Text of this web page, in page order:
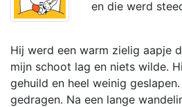
en die werd
Hij werd een warm zielig aapje
mijn schoot lag en niets wilde.
gehuild en heel weinig
gedragen. Na een lange